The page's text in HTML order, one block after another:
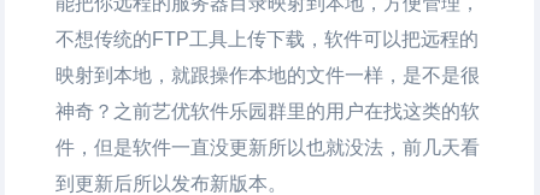
不想传统的FTP工具上传下载，软件可以把远程的
映射到本地，就跟操作本地的文件一样，是不是很
神奇？之前艺优软件乐园群里的用户在找这类的软
件，但是软件一直没更新所以也就没法，前几天看
到更新后所以发布新版本。